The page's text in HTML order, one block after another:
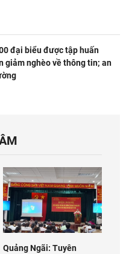
đại biểu được tập huấn
giảm nghèo về thông tin; an
Quảng Ngãi: Tuyên